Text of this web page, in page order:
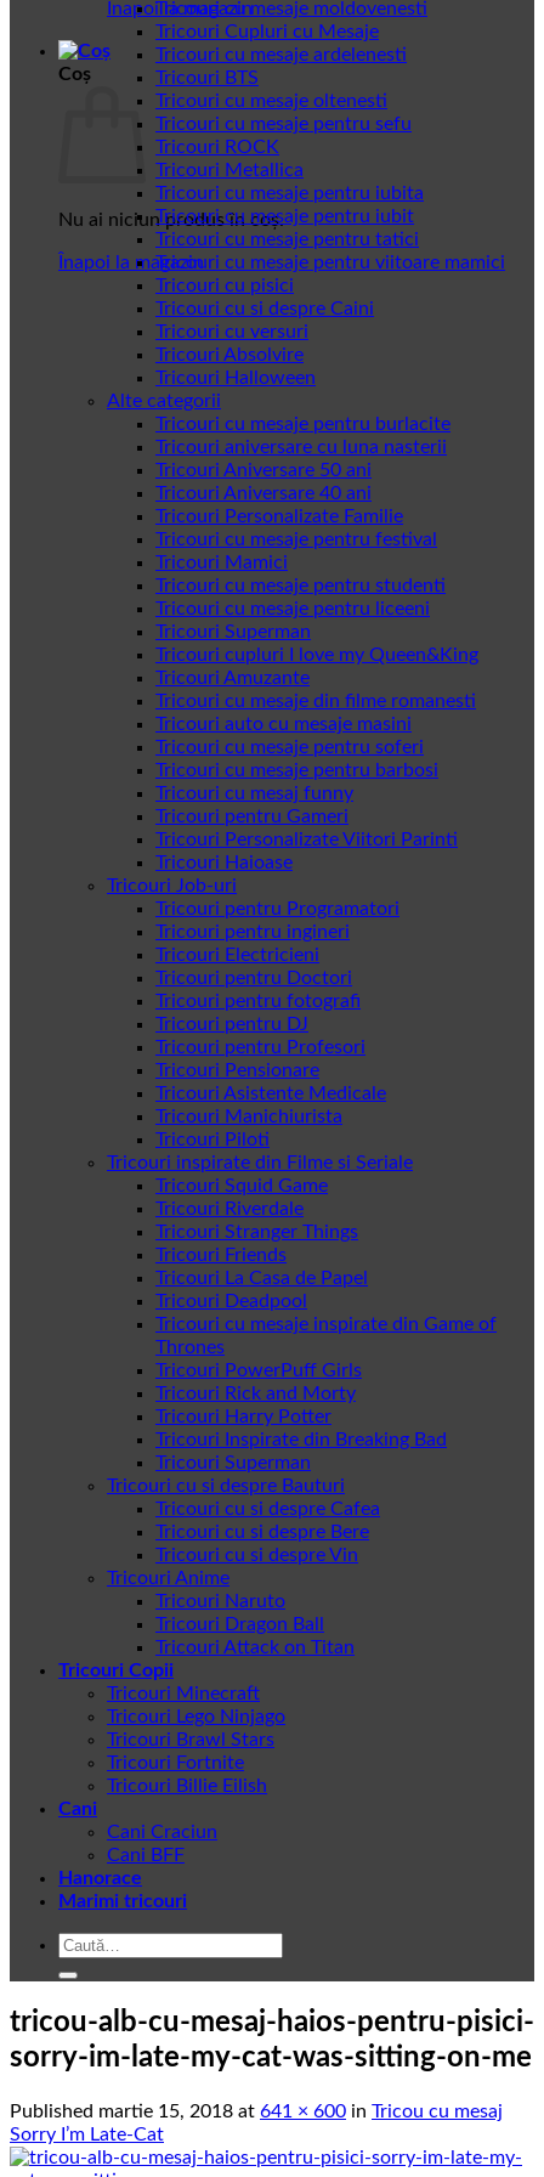
Înapoi la magazin
Coș
Nu ai niciun produs în coș.
Înapoi la magazin
Tricouri cu mesaje moldovenesti
Tricouri Cupluri cu Mesaje
Tricouri cu mesaje ardelenesti
Tricouri BTS
Tricouri cu mesaje oltenesti
Tricouri cu mesaje pentru sefu
Tricouri ROCK
Tricouri Metallica
Tricouri cu mesaje pentru iubita
Tricouri cu mesaje pentru iubit
Tricouri cu mesaje pentru tatici
Tricouri cu mesaje pentru viitoare mamici
Tricouri cu pisici
Tricouri cu si despre Caini
Tricouri cu versuri
Tricouri Absolvire
Tricouri Halloween
Alte categorii
Tricouri cu mesaje pentru burlacite
Tricouri aniversare cu luna nasterii
Tricouri Aniversare 50 ani
Tricouri Aniversare 40 ani
Tricouri Personalizate Familie
Tricouri cu mesaje pentru festival
Tricouri Mamici
Tricouri cu mesaje pentru studenti
Tricouri cu mesaje pentru liceeni
Tricouri Superman
Tricouri cupluri I love my Queen&King
Tricouri Amuzante
Tricouri cu mesaje din filme romanesti
Tricouri auto cu mesaje masini
Tricouri cu mesaje pentru soferi
Tricouri cu mesaje pentru barbosi
Tricouri cu mesaj funny
Tricouri pentru Gameri
Tricouri Personalizate Viitori Parinti
Tricouri Haioase
Tricouri Job-uri
Tricouri pentru Programatori
Tricouri pentru ingineri
Tricouri Electricieni
Tricouri pentru Doctori
Tricouri pentru fotografi
Tricouri pentru DJ
Tricouri pentru Profesori
Tricouri Pensionare
Tricouri Asistente Medicale
Tricouri Manichiurista
Tricouri Piloti
Tricouri inspirate din Filme si Seriale
Tricouri Squid Game
Tricouri Riverdale
Tricouri Stranger Things
Tricouri Friends
Tricouri La Casa de Papel
Tricouri Deadpool
Tricouri cu mesaje inspirate din Game of
Thrones
Tricouri PowerPuff Girls
Tricouri Rick and Morty
Tricouri Harry Potter
Tricouri Inspirate din Breaking Bad
Tricouri Superman
Tricouri cu si despre Bauturi
Tricouri cu si despre Cafea
Tricouri cu si despre Bere
Tricouri cu si despre Vin
Tricouri Anime
Tricouri Naruto
Tricouri Dragon Ball
Tricouri Attack on Titan
Tricouri Copii
Tricouri Minecraft
Tricouri Lego Ninjago
Tricouri Brawl Stars
Tricouri Fortnite
Tricouri Billie Eilish
Cani
Cani Craciun
Cani BFF
Hanorace
Marimi tricouri
Caută
tricou-alb-cu-mesaj-haios-pentru-pisici-
sorry-im-late-my-cat-was-sitting-on-me
Published martie 15, 2018 at 641 × 600 in Tricou cu mesaj
Sorry I’m Late-Cat